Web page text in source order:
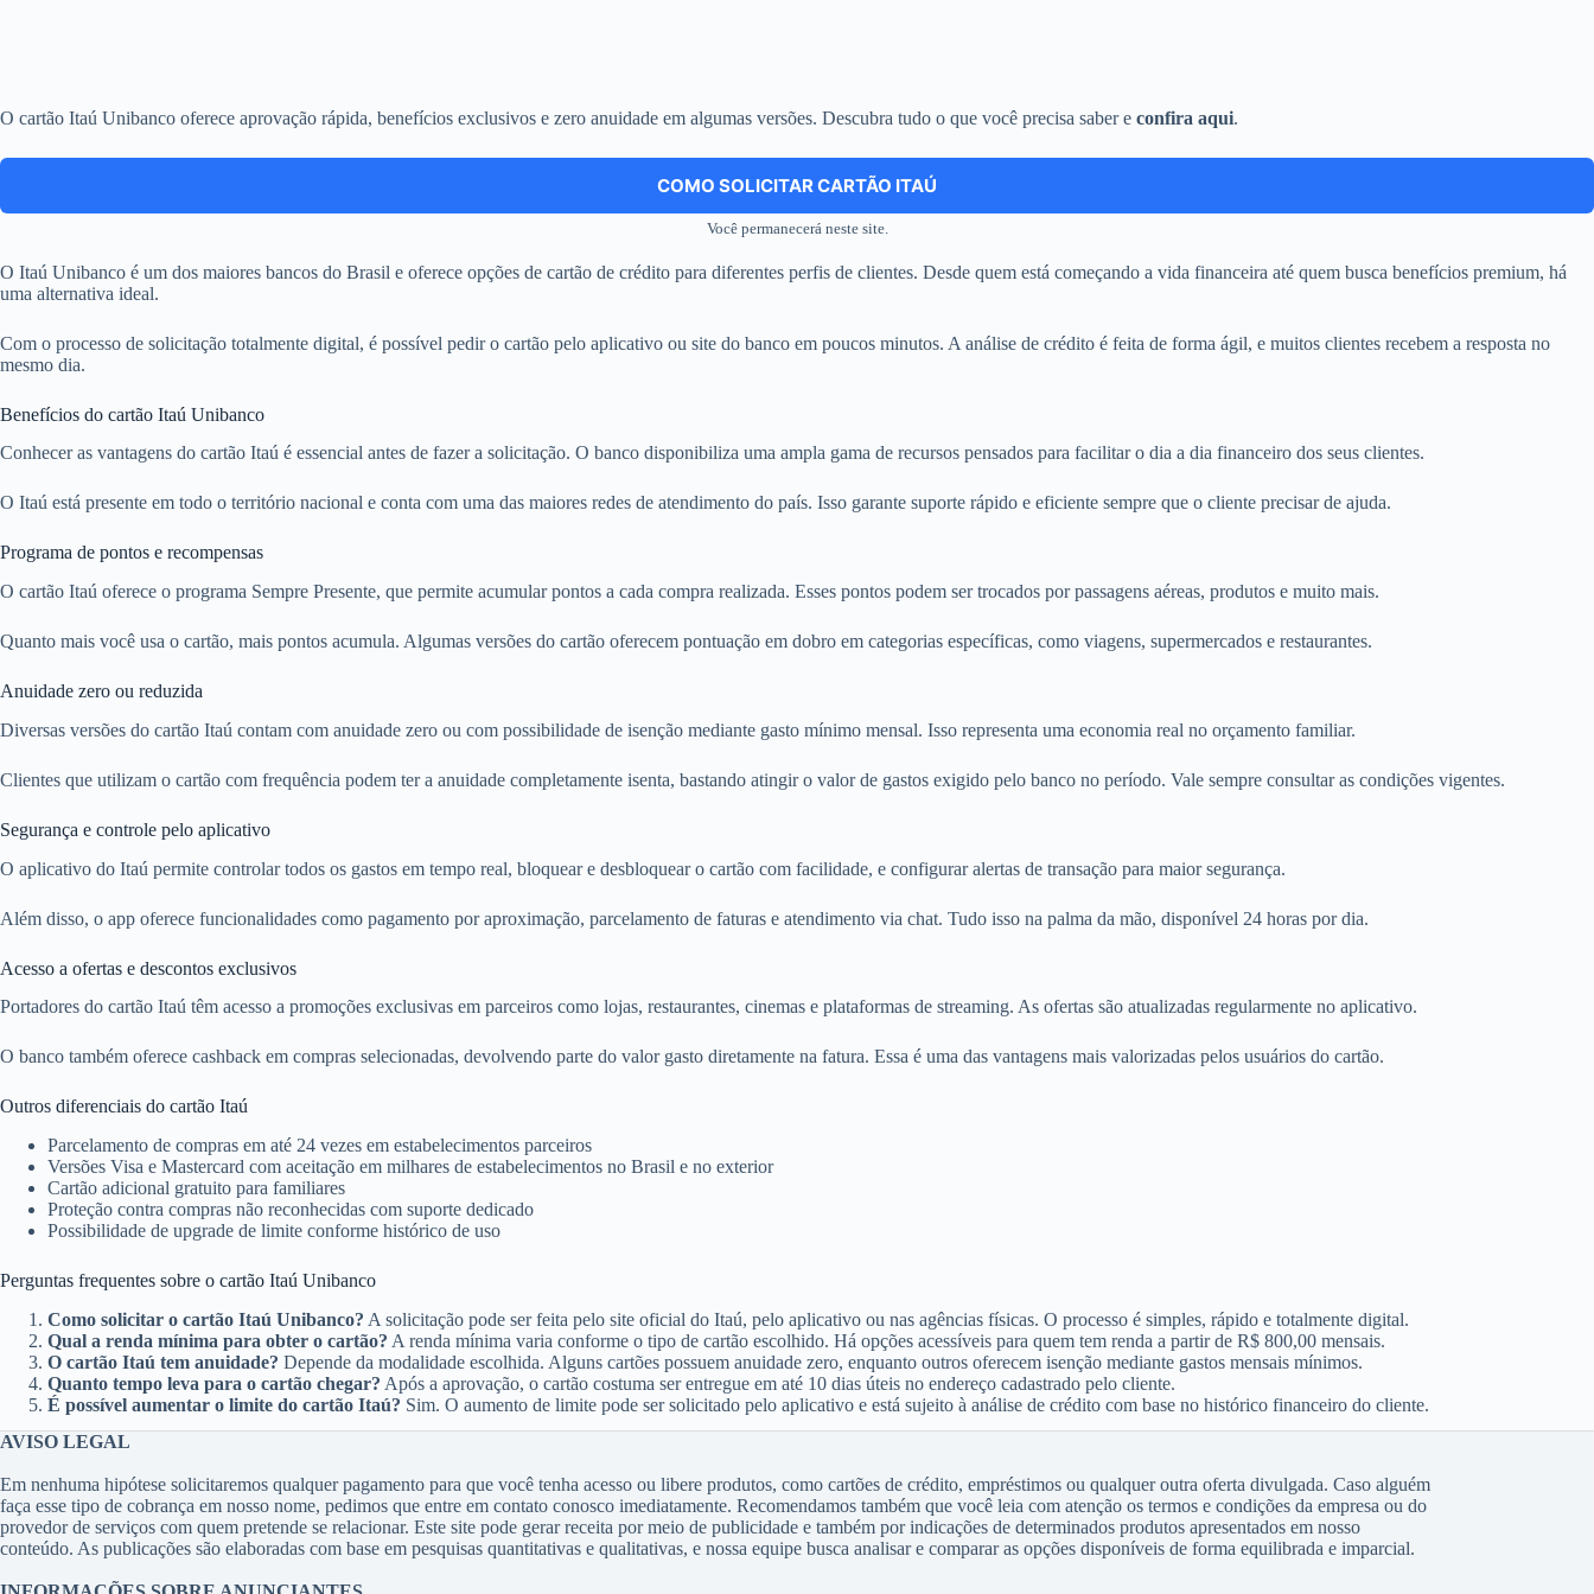
O cartão Itaú Unibanco oferece aprovação rápida, benefícios exclusivos e zero anuidade em algumas versões. Descubra tudo o que você precisa saber e confira aqui.
COMO SOLICITAR CARTÃO ITAÚ
Você permanecerá neste site.
O Itaú Unibanco é um dos maiores bancos do Brasil e oferece opções de cartão de crédito para diferentes perfis de clientes. Desde quem está começando a vida financeira até quem busca benefícios premium, há
uma alternativa ideal.
Com o processo de solicitação totalmente digital, é possível pedir o cartão pelo aplicativo ou site do banco em poucos minutos. A análise de crédito é feita de forma ágil, e muitos clientes recebem a resposta no
mesmo dia.
Benefícios do cartão Itaú Unibanco
Conhecer as vantagens do cartão Itaú é essencial antes de fazer a solicitação. O banco disponibiliza uma ampla gama de recursos pensados para facilitar o dia a dia financeiro dos seus clientes.
O Itaú está presente em todo o território nacional e conta com uma das maiores redes de atendimento do país. Isso garante suporte rápido e eficiente sempre que o cliente precisar de ajuda.
Programa de pontos e recompensas
O cartão Itaú oferece o programa Sempre Presente, que permite acumular pontos a cada compra realizada. Esses pontos podem ser trocados por passagens aéreas, produtos e muito mais.
Quanto mais você usa o cartão, mais pontos acumula. Algumas versões do cartão oferecem pontuação em dobro em categorias específicas, como viagens, supermercados e restaurantes.
Anuidade zero ou reduzida
Diversas versões do cartão Itaú contam com anuidade zero ou com possibilidade de isenção mediante gasto mínimo mensal. Isso representa uma economia real no orçamento familiar.
Clientes que utilizam o cartão com frequência podem ter a anuidade completamente isenta, bastando atingir o valor de gastos exigido pelo banco no período. Vale sempre consultar as condições vigentes.
Segurança e controle pelo aplicativo
O aplicativo do Itaú permite controlar todos os gastos em tempo real, bloquear e desbloquear o cartão com facilidade, e configurar alertas de transação para maior segurança.
Além disso, o app oferece funcionalidades como pagamento por aproximação, parcelamento de faturas e atendimento via chat. Tudo isso na palma da mão, disponível 24 horas por dia.
Acesso a ofertas e descontos exclusivos
Portadores do cartão Itaú têm acesso a promoções exclusivas em parceiros como lojas, restaurantes, cinemas e plataformas de streaming. As ofertas são atualizadas regularmente no aplicativo.
O banco também oferece cashback em compras selecionadas, devolvendo parte do valor gasto diretamente na fatura. Essa é uma das vantagens mais valorizadas pelos usuários do cartão.
Outros diferenciais do cartão Itaú
Parcelamento de compras em até 24 vezes em estabelecimentos parceiros
Versões Visa e Mastercard com aceitação em milhares de estabelecimentos no Brasil e no exterior
Cartão adicional gratuito para familiares
Proteção contra compras não reconhecidas com suporte dedicado
Possibilidade de upgrade de limite conforme histórico de uso
Perguntas frequentes sobre o cartão Itaú Unibanco
Como solicitar o cartão Itaú Unibanco? A solicitação pode ser feita pelo site oficial do Itaú, pelo aplicativo ou nas agências físicas. O processo é simples, rápido e totalmente digital.
Qual a renda mínima para obter o cartão? A renda mínima varia conforme o tipo de cartão escolhido. Há opções acessíveis para quem tem renda a partir de R$ 800,00 mensais.
O cartão Itaú tem anuidade? Depende da modalidade escolhida. Alguns cartões possuem anuidade zero, enquanto outros oferecem isenção mediante gastos mensais mínimos.
Quanto tempo leva para o cartão chegar? Após a aprovação, o cartão costuma ser entregue em até 10 dias úteis no endereço cadastrado pelo cliente.
É possível aumentar o limite do cartão Itaú? Sim. O aumento de limite pode ser solicitado pelo aplicativo e está sujeito à análise de crédito com base no histórico financeiro do cliente.
AVISO LEGAL
Em nenhuma hipótese solicitaremos qualquer pagamento para que você tenha acesso ou libere produtos, como cartões de crédito, empréstimos ou qualquer outra oferta divulgada. Caso alguém
faça esse tipo de cobrança em nosso nome, pedimos que entre em contato conosco imediatamente. Recomendamos também que você leia com atenção os termos e condições da empresa ou do
provedor de serviços com quem pretende se relacionar. Este site pode gerar receita por meio de publicidade e também por indicações de determinados produtos apresentados em nosso
conteúdo. As publicações são elaboradas com base em pesquisas quantitativas e qualitativas, e nossa equipe busca analisar e comparar as opções disponíveis de forma equilibrada e imparcial.